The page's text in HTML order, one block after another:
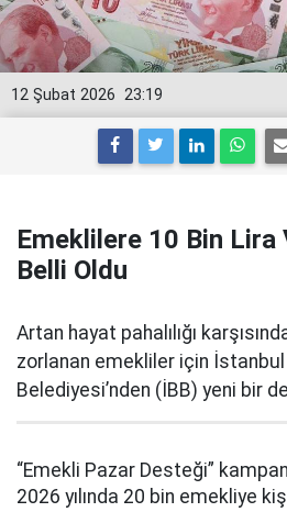
23:19
12 Şubat 2026
Emeklilere 10 Bin Lira
Belli Oldu
Artan hayat pahalılığı
zorlanan emekliler için
Belediyesi’nden (İBB) yeni bir
“Emekli Pazar Desteği”
2026 yılında 20 bin emekliye